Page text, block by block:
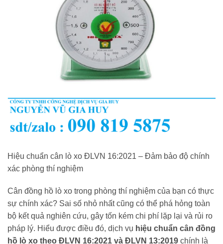
Hiệu chuẩn cân lò xo ĐLVN 16:2021 – Đảm bảo độ chính
xác phòng thí nghiệm
Cân đồng hồ lò xo trong phòng thí nghiệm của bạn có thực
sự chính xác? Sai số nhỏ nhất cũng có thể phá hỏng toàn
bộ kết quả nghiên cứu, gây tốn kém chi phí lặp lại và rủi ro
pháp lý. Hiểu được điều đó, dịch vụ hiệu chuẩn cân đồng
hồ lò xo theo ĐLVN 16:2021 và ĐLVN 13:2019 chính là